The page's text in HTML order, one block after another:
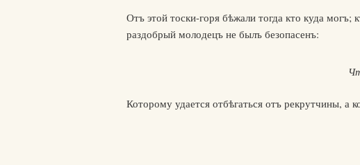
Отъ этой тоски-горя бѣжали тогда кто куда
раздобрый молодецъ не былъ безопасенъ:
Которому удается отбѣгаться отъ рекрутчины, а